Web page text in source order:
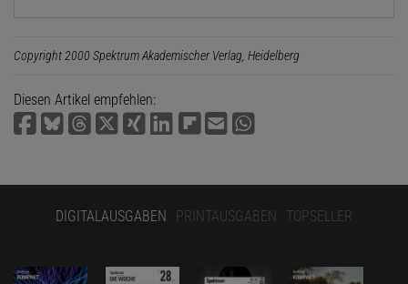
Copyright 2000 Spektrum Akademischer Verlag, Heidelberg
Diesen Artikel empfehlen:
DIGITALAUSGABEN PRINTAUSGABEN TOPSELLER